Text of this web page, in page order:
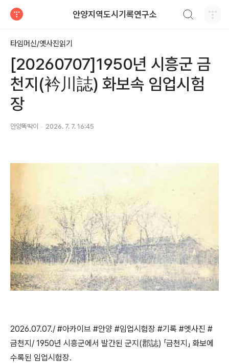
안양지역도시기록연구소
타임머신/옛사진읽기
[20260707]1950년 시흥군 금
천지(衿川誌) 화보속 임업시험
장
안양똑딱이 2026. 7. 7. 16:45
2026.07.07./ #아카이브 #안양 #임업시험장 #기록 #엣사진 #
금천지 / 1950년 시흥군에서 발간된 군지 (郡誌) 「금천지 」 화보에
수록된 임업시험장.